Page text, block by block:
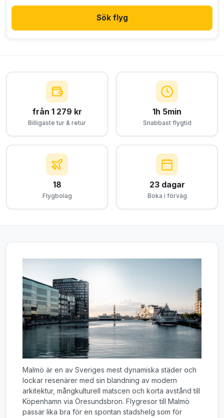
Sök flyg
från 1 279 kr
Billigaste tur & retur
1h 5min
Snabbast flygtid
18
Flygbolag
23 dagar
Boka i förväg
Malmö är en av Sveriges mest dynamiska städer och
lockar resenärer med sin blandning av modern
arkitektur, mångkulturell matscen och korta avstånd till
Köpenhamn via Öresundsbron. Flygresor till Malmö
passar lika bra för en spontan stadshelg som för